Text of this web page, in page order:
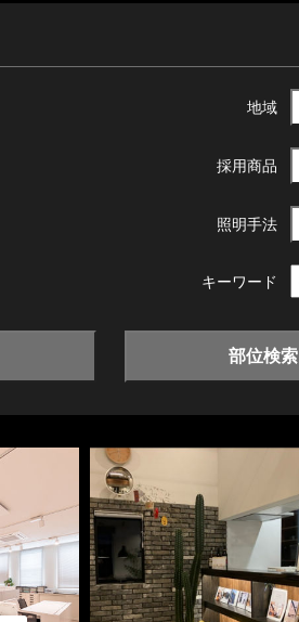
地域
採用商品
照明手法
キーワード
部位検索